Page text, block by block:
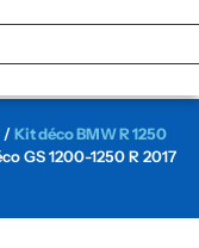
/Kit déco BMW R 1250
GS 1200-1250 R 2017